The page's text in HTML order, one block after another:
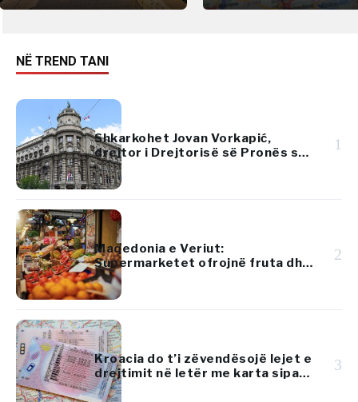
NË TREND TANI
Shkarkohet Jovan Vorkapić,
drejtor i Drejtorisë së Pronës së
Republikës së Serbisë
1
Maqedonia e Veriut:
Supermarketet ofrojnë fruta dhe
perime më lirë se tregjet
tradicionale
2
Kroacia do t’i zëvendësojë lejet e
drejtimit në letër me karta sipas
standardeve të BE-së
3